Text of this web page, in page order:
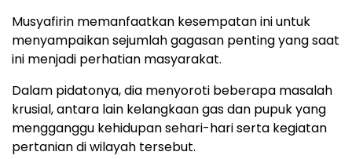
Musyafirin memanfaatkan kesempatan ini untuk
menyampaikan sejumlah gagasan penting yang saat
ini menjadi perhatian masyarakat.
Dalam pidatonya, dia menyoroti beberapa masalah
krusial, antara lain kelangkaan gas dan pupuk yang
mengganggu kehidupan sehari-hari serta kegiatan
pertanian di wilayah tersebut.